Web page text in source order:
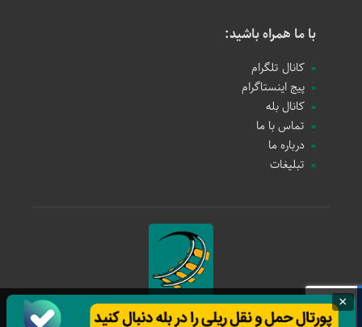
با ما همراه باشید:
کانال تلگرام
پیج اینستاگرام
کانال بله
تماس با ما
درباره ما
تبلیغات
حمل و نقل ریلی
×